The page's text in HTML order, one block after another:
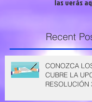
las verás
Recent
CONOZCA
CUBRE LA